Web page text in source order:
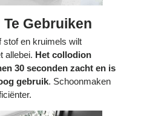
Gebruiken
stof en kruimels wilt
allebei. Het collodion
30 seconden zacht en is
gebruik. Schoonmaken